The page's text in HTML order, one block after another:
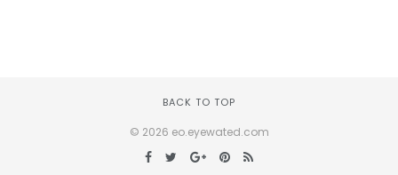
BACK TO TOP
© 2026 eo.eyewated.com